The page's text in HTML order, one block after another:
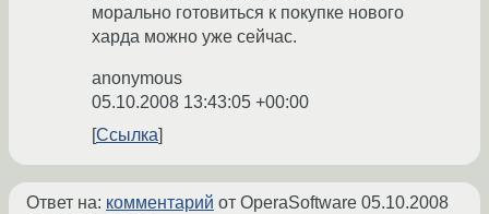
морально готовиться к покупке нового
харда можно уже сейчас.
anonymous
05.10.2008 13:43:05 +00:00
Ссылка
Ответ на: комментарий от OperaSoftware 05.10.2008